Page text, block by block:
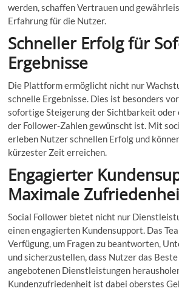
werden, schaffen Vertrauen und
Erfahrung für die Nutzer.
Schneller Erfolg für
Ergebnisse
Die Plattform ermöglicht nicht nur
schnelle Ergebnisse. Dies ist besonders
sofortige Steigerung der Sichtbarkeit oder
der Follower-Zahlen gewünscht ist. Mit
erleben Nutzer schnellen Erfolg und
kürzester Zeit erreichen.
Engagierter
Maximale
Social Follower bietet nicht nur
einen engagierten Kundensupport. Das
Verfügung, um Fragen zu beantworten,
und sicherzustellen, dass Nutzer das Beste
angebotenen Dienstleistungen
Kundenzufriedenheit ist dabei oberstes